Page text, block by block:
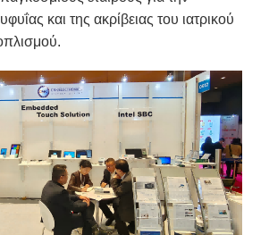
και της ακρίβειας του ιατρικού